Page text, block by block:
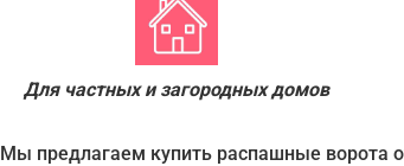
Для частных и загородных домов
Мы предлагаем купить распашные ворота